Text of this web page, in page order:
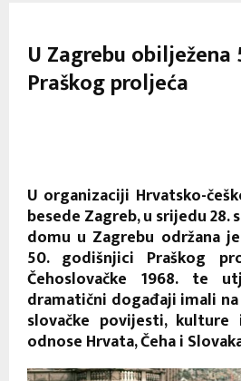
U Zagrebu
Praškog proljeća
U organizaciji Hrvatsko-
besede Zagreb, u srijedu 28.
domu u Zagrebu održana
50. godišnjici Praškog
Čehoslovačke 1968. te
dramatični događaji imali
slovačke povijesti,
odnose Hrvata, Čeha i